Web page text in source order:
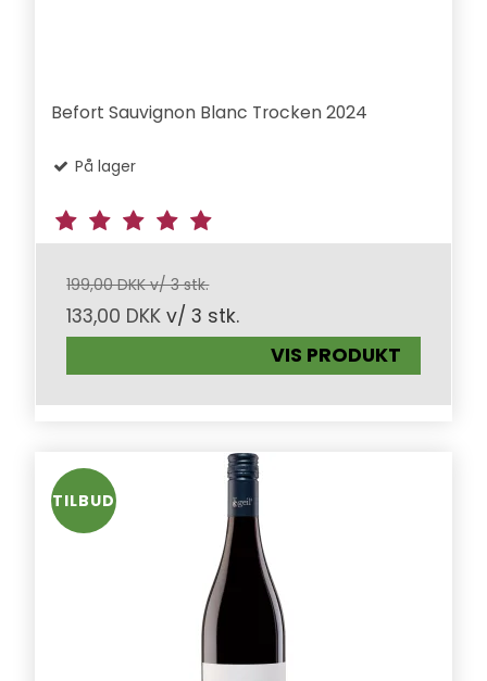
Befort Sauvignon Blanc Trocken 2024
På lager
199,00 DKK v/ 3 stk.
133,00 DKK v/ 3 stk.
VIS PRODUKT
TILBUD